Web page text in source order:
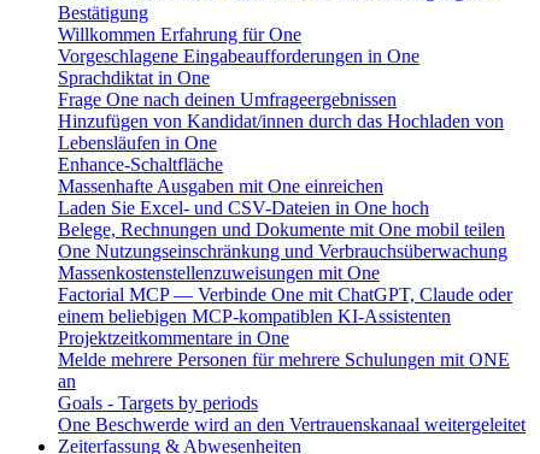
Bestätigung
Willkommen Erfahrung für One
Vorgeschlagene Eingabeaufforderungen in One
Sprachdiktat in One
Frage One nach deinen Umfrageergebnissen
Hinzufügen von Kandidat/innen durch das Hochladen von
Lebensläufen in One
Enhance-Schaltfläche
Massenhafte Ausgaben mit One einreichen
Laden Sie Excel- und CSV-Dateien in One hoch
Belege, Rechnungen und Dokumente mit One mobil teilen
One Nutzungseinschränkung und Verbrauchsüberwachung
Massenkostenstellenzuweisungen mit One
Factorial MCP — Verbinde One mit ChatGPT, Claude oder
einem beliebigen MCP-kompatiblen KI-Assistenten
Projektzeitkommentare in One
Melde mehrere Personen für mehrere Schulungen mit ONE
an
Goals - Targets by periods
One Beschwerde wird an den Vertrauenskanaal weitergeleitet
Zeiterfassung & Abwesenheiten